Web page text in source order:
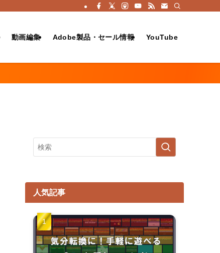
動画編集 Adobe製品・セール情報 YouTube
人気記事